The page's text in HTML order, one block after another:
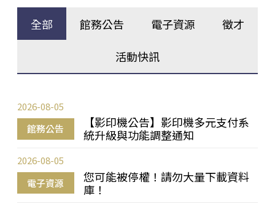
全部 館務公告 電子資源 徵才
活動快訊
館務公告
【影印機公告】影印機多元支付系
統升級與功能調整通知
2026-08-05
電子資源
您可能被停權！請勿大量下載資料
庫！
2026-08-05